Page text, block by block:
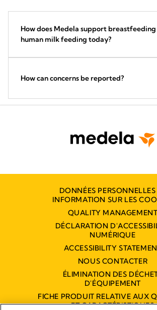
How does Medela support breastfeeding
human milk feeding today?
How can concerns be reported?
DONNÉES PERSONNELLES
INFORMATION SUR LES
QUALITY
DÉCLARATION
NUMÉRIQUE
ACCESSIBILITY
NOUS CONTACTER
ÉLIMINATION DES
D'ÉQUIPEMENT
FICHE PRODUIT RELATIVE AUX
ET CARACTÉRISTIQUES